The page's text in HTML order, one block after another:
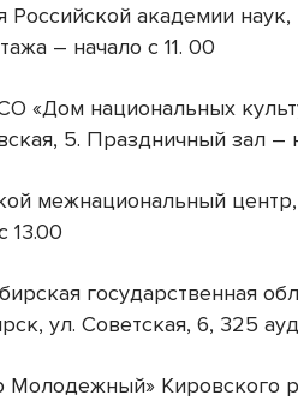
Российской академии
– начало с 11. 00
«Дом национальных
5. Праздничный зал –
межнациональный
13.00
государственная
ул. Советская, 6, 325
Молодежный» Кировского